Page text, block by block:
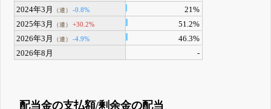
2024年3月
（連） -0.8%
21%
2025年3月
（連） +30.2%
51.2%
2026年3月
（連） -4.9%
46.3%
2026年8月
-
配当金の支払額/剰余金の配当